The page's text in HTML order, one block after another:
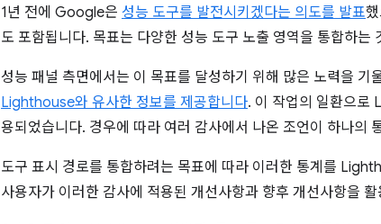
1년 전에 Google은 성능 도구를 발전시키겠다는 의도를 발표
도 포함됩니다. 목표는 다양한 성능 도구 노출 영역을 통합하는
성능 패널 측면에서는 이 목표를 달성하기 위해 많은 노력을 기
Lighthouse와 유사한 정보를 제공합니다. 이 작업의 일환으로
용되었습니다. 경우에 따라 여러 감사에서 나온 조언이 하나의
도구 표시 경로를 통합하려는 목표에 따라 이러한 통계를
사용자가 이러한 감사에 적용된 개선사항과 향후 개선사항을